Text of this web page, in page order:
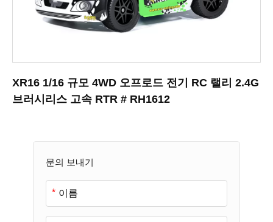
문의 보내기
*
XR16 1/16 규모 4WD 오프로드 전기 RC 랠리 2.4G
브러시리스 고속 RTR # RH1612